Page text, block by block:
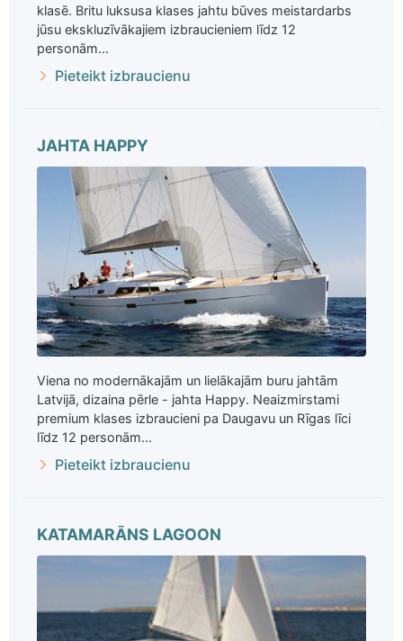
klasē. Britu luksusa klases jahtu būves meistardarbs
jūsu ekskluzīvākajiem izbraucieniem līdz 12
personām...
Pieteikt izbraucienu
JAHTA HAPPY
Viena no modernākajām un lielākajām buru jahtām
Latvijā, dizaina pērle - jahta Happy. Neaizmirstami
premium klases izbraucieni pa Daugavu un Rīgas līci
līdz 12 personām...
Pieteikt izbraucienu
KATAMARĀNS LAGOON